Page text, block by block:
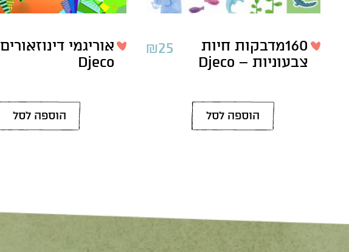
160מדבקות חיות
צבעוניות – Djeco
₪25
הוספה לסל
אוריגמי דינוזאורים
Djeco
הוספה לסל